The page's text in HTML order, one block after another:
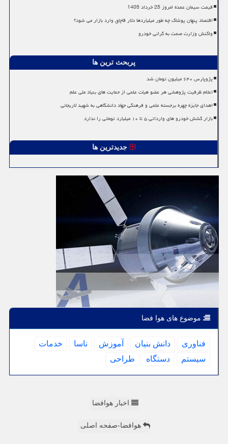
قیمت سیمان عمده امروز 25 خرداد 1405
اقتصاد پنهان پوشاک چه طور میلیاردها دلار قاچاق وارد بازار می شود؟
واکنش وزارت صمت به گرانی خودرو
پربحث ترین ها
پژوپارس ۶۴۰ میلیون تومان شد
اعلام ظرفیت پژوهشی هر عضو هیات علمی از حمایت های بنیاد ملی علم
اهدای جایزه چهره برجسته علمی و فرهنگی جهاد دانشگاهی به شهید لاریجانی
بازار کشش خودرو های وارداتی ۵ تا ۱۰ میلیارد تومانی را ندارد
جدیدترین ها
موضوع های هوا فضا
فناوری دانش بنیان آموزش ناسا
خدمات
سیستم
دستگاه طراحی
اخبار هوافضا
هوافضا-صفحه اصلی